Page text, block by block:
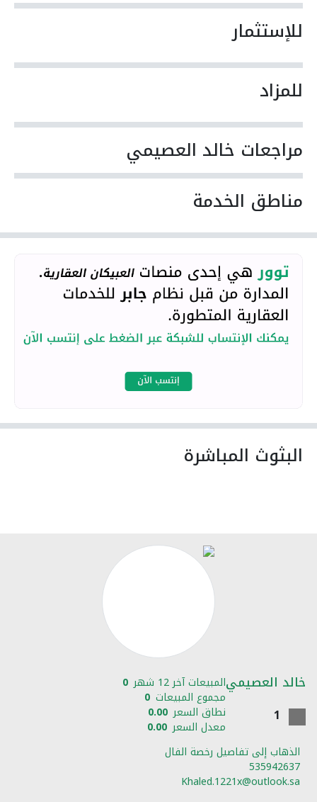
للإستثمار
للمزاد
مراجعات خالد العصيمي
مناطق الخدمة
البثوث المباشرة
خالد العصيمي
1
المبيعات آخر 12 شهر 0
مجموع المبيعات 0
نطاق السعر 0.00
معدل السعر 0.00
الذهاب إلى تفاصيل رخصة الفال
535942637
Khaled.1221x@outlook.sa